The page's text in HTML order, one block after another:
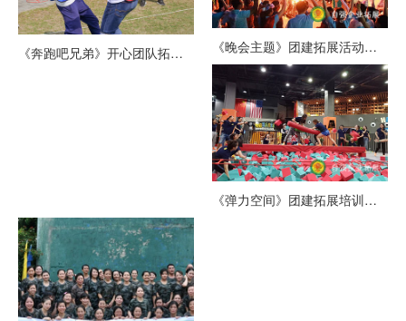
《奔跑吧兄弟》开心团队拓展训 《晚会主题》团建拓展活动方案
《弹力空间》团建拓展培训方案